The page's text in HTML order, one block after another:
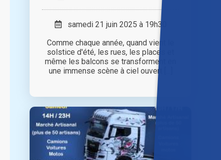
samedi 21 juin 2025 à 19h30
Comme chaque année, quand vient le
solstice d'été, les rues, les places et
même les balcons se transforment en
une immense scène à ciel ouvert [...]